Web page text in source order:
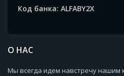
Код банка: ALFABY2X
О НАС
Мы всегда идем навстречу нашим